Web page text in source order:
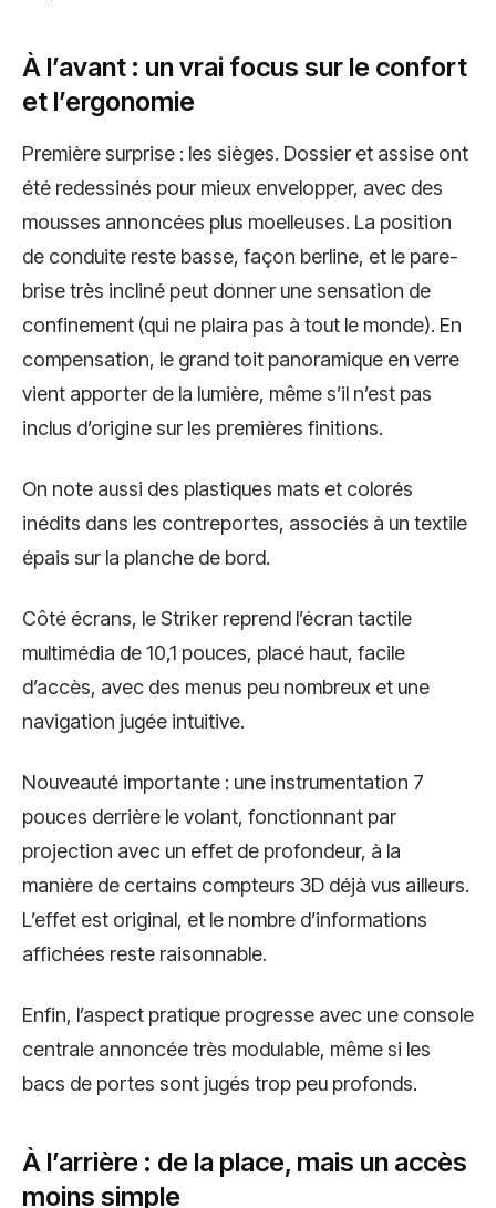
À l’avant : un vrai focus sur le confort
et l’ergonomie
Première surprise : les sièges. Dossier et assise ont
été redessinés pour mieux envelopper, avec des
mousses annoncées plus moelleuses. La position
de conduite reste basse, façon berline, et le pare-
brise très incliné peut donner une sensation de
confinement (qui ne plaira pas à tout le monde). En
compensation, le grand toit panoramique en verre
vient apporter de la lumière, même s’il n’est pas
inclus d’origine sur les premières finitions.
On note aussi des plastiques mats et colorés
inédits dans les contreportes, associés à un textile
épais sur la planche de bord.
Côté écrans, le Striker reprend l’écran tactile
multimédia de 10,1 pouces, placé haut, facile
d’accès, avec des menus peu nombreux et une
navigation jugée intuitive.
Nouveauté importante : une instrumentation 7
pouces derrière le volant, fonctionnant par
projection avec un effet de profondeur, à la
manière de certains compteurs 3D déjà vus ailleurs.
L’effet est original, et le nombre d’informations
affichées reste raisonnable.
Enfin, l’aspect pratique progresse avec une console
centrale annoncée très modulable, même si les
bacs de portes sont jugés trop peu profonds.
À l’arrière : de la place, mais un accès
moins simple